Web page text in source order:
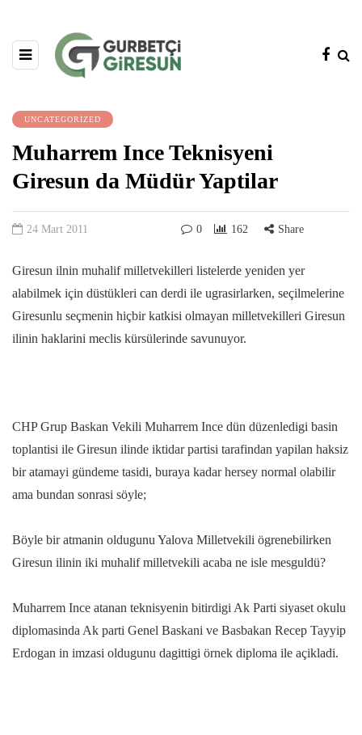
UNCATEGORIZED
Muharrem Ince Teknisyeni
Giresun da Müdür Yaptilar
24 Mart 2011 0 162 Share
Giresun ilnin muhalif milletvekilleri listelerde yeniden yer
alabilmek için düstükleri can derdi ile ugrasirlarken, seçilmelerine
Giresunlu seçmenin hiçbir katkisi olmayan milletvekilleri Giresun
ilinin haklarini meclis kürsülerinde savunuyor.
CHP Grup Baskan Vekili Muharrem Ince dün düzenledigi basin
toplantisi ile Giresun ilinde iktidar partisi tarafindan yapilan haksiz
bir atamayi gündeme tasidi, buraya kadar hersey normal olabilir
ama bundan sonrasi söyle;
Böyle bir atmanin oldugunu Yalova Milletvekili ögrenebilirken
Giresun ilinin iki muhalif milletvekili acaba ne isle mesguldü?
Muharrem Ince atanan teknisyenin bitirdigi Ak Parti siyaset okulu
diplomasinda Ak parti Genel Baskani ve Basbakan Recep Tayyip
Erdogan in imzasi oldugunu dagittigi örnek diploma ile açikladi.